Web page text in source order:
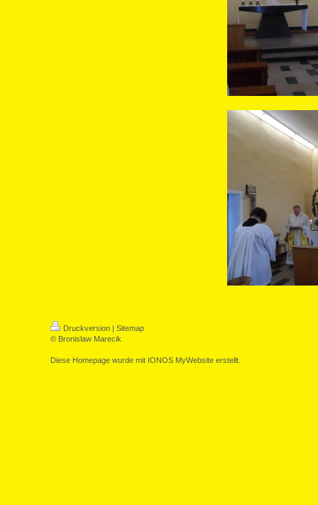
Druckversion | Sitemap
© Bronislaw Marecik
Diese Homepage wurde mit IONOS MyWebsite erstellt.